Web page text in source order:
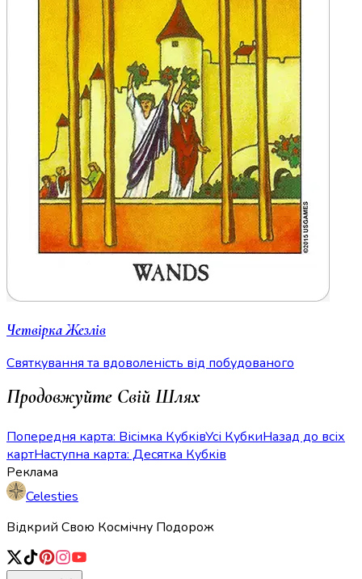
Четвірка Жезлів
Святкування та вдоволеність від побудованого
Продовжуйте Свій Шлях
Попередня карта: Вісімка КубківУсі КубкиНазад до всіх
картНаступна карта: Десятка Кубків
Реклама
Celesties
Відкрий Свою Космічну Подорож